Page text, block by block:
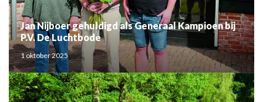
Jan Nijboer gehuldigd als Generaal Kampioen bij
P.V. De Luchtbode
1 oktober 2025